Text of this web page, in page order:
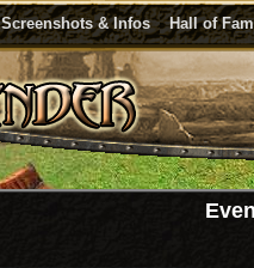
Screenshots & Infos Hall of